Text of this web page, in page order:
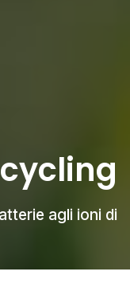
agli ioni di